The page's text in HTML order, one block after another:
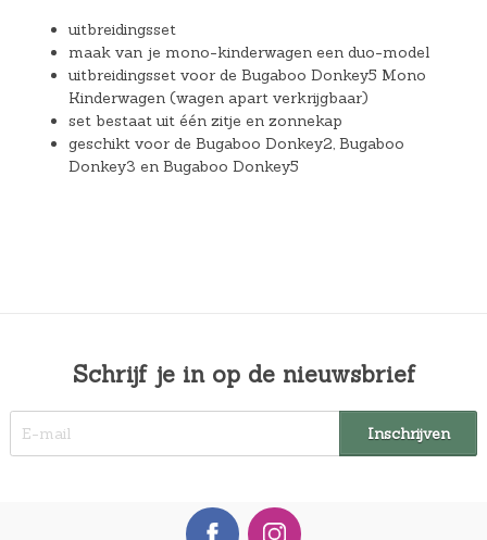
uitbreidingsset
maak van je mono-kinderwagen een duo-model
uitbreidingsset voor de Bugaboo Donkey5 Mono
Kinderwagen (wagen apart verkrijgbaar)
set bestaat uit één zitje en zonnekap
geschikt voor de Bugaboo Donkey2, Bugaboo
Donkey3 en Bugaboo Donkey5
Schrijf je in op de nieuwsbrief